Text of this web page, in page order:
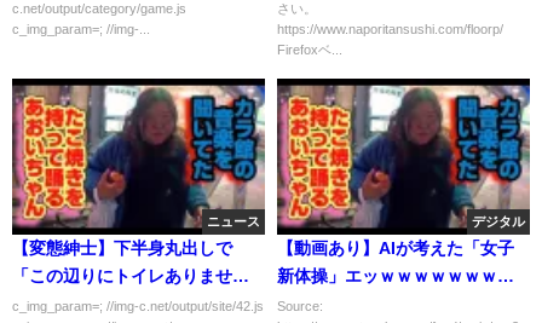
c.net/output/category/game.js
c_img_param=; //img-...
さい。
https://www.naporitansushi.com/floorp/
Firefoxベ...
ニュース
【変態紳士】下半身丸出しで
「この辺りにトイレありません
か？」と尋ねお礼
c_img_param=; //img-c.net/output/site/42.js
デジタル
【動画あり】AIが考えた「女子
新体操」エッｗｗｗｗｗｗｗｗ
ｗｗｗ
Source: